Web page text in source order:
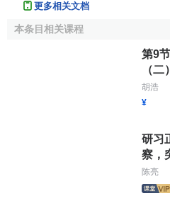
我们在这个世界中生活，大
暗示无所不在。“暗示”就像人类的
重复定
重复使最难的事情变得容易
更多相关文档
本条目相关课程
第9节 顾问式销售核心技巧
（
需求
胡浩
¥
研习
察，
陈亮